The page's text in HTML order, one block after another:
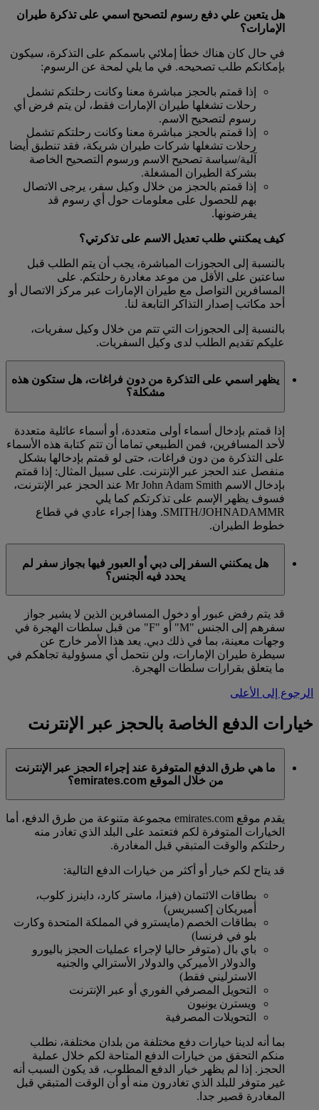
هل يتعين علي دفع رسوم لتصحيح اسمي على تذكرة طيران
الإمارات؟
في حال كان هناك خطأ إملائي باسمكم على التذكرة، سيكون
بإمكانكم طلب تصحيحه. في ما يلي لمحة عن الرسوم:
إذا قمتم بالحجز مباشرة معنا وكانت رحلتكم تشمل
رحلات تشغلها طيران الإمارات فقط، لن يتم فرض أي
رسوم لتصحيح الاسم.
إذا قمتم بالحجز مباشرة معنا وكانت رحلتكم تشمل
رحلات تشغلها شركات طيران شريكة، فقد تنطبق أيضا
آلية/سياسة تصحيح الاسم ورسوم التصحيح الخاصة
بشركة الطيران المشغلة.
إذا قمتم بالحجز من خلال وكيل سفر، يرجى الاتصال
بهم للحصول على معلومات حول أي رسوم قد
يفرضونها.
كيف يمكنني طلب تعديل الاسم على تذكرتي؟
بالنسبة إلى الحجوزات المباشرة، يجب أن يتم الطلب قبل
ساعتين على الأقل من موعد مغادرة رحلتكم. على
المسافرين التواصل مع طيران الإمارات عبر مركز الاتصال أو
أحد مكاتب إصدار التذاكر التابعة لنا.
بالنسبة إلى الحجوزات التي تتم من خلال وكيل سفريات،
عليكم تقديم الطلب لدى وكيل السفريات.
يظهر اسمي على التذكرة من دون فراغات، هل ستكون هذه
مشكلة؟
إذا قمتم بإدخال أسماء أولى متعددة، أو أسماء عائلية متعددة
لأحد المسافرين، فمن الطبيعي تماما أن تتم كتابة هذه الأسماء
على التذكرة من دون فراغات، حتى لو قمتم بإدخالها بشكل
منفصل عند الحجز عبر الإنترنت. على سبيل المثال: إذا قمتم
بإدخال الاسم Mr John Adam Smith عند الحجز عبر الإنترنت،
فسوف يظهر الإسم على تذكرتكم كما يلي
SMITH/JOHNADAMMR. وهذا إجراء عادي في قطاع
خطوط الطيران.
هل يمكنني السفر إلى دبي أو العبور فيها بجواز سفر لم
يحدد فيه الجنس؟
قد يتم رفض عبور أو دخول المسافرين الذين لا يشير جواز
سفرهم إلى الجنس "M" أو "F" من قبل سلطات الهجرة في
وجهات معينة، بما في ذلك دبي. يعد هذا الأمر خارج عن
سيطرة طيران الإمارات، ولن نتحمل أي مسؤولية تجاهكم في
ما يتعلق بقرارات سلطات الهجرة.
الرجوع إلى الأعلى
خيارات الدفع الخاصة بالحجز عبر الإنترنت
ما هي طرق الدفع المتوفرة عند إجراء الحجز عبر الإنترنت
من خلال الموقع emirates.com؟
يقدم موقع emirates.com مجموعة متنوعة من طرق الدفع، أما
الخيارات المتوفرة لكم فتعتمد على البلد الذي تغادر منه
رحلتكم والوقت المتبقي قبل المغادرة.
قد يتاح لكم خيار أو أكثر من خيارات الدفع التالية:
بطاقات الائتمان (فيزا، ماستر كارد، داينرز كلوب،
أميريكان إكسبريس)
بطاقات الخصم (مايسترو في المملكة المتحدة وكارت
بلو في فرنسا)
باي بال (متوفر حاليا لإجراء عمليات الحجز باليورو
والدولار الأميركي والدولار الأسترالي والجنيه
الاسترليني فقط)
التحويل المصرفي الفوري أو عبر الإنترنت
ويسترن يونيون
التحويلات المصرفية
بما أنه لدينا خيارات دفع مختلفة من بلدان مختلفة، نطلب
منكم التحقق من خيارات الدفع المتاحة لكم خلال عملية
الحجز. إذا لم يظهر خيار الدفع المطلوب، قد يكون السبب أنه
غير متوفر للبلد الذي تغادرون منه أو أن الوقت المتبقي قبل
المغادرة قصير جدا.